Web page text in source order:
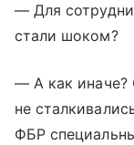
— Для
стали шоком?
— А как иначе?
не
ФБР